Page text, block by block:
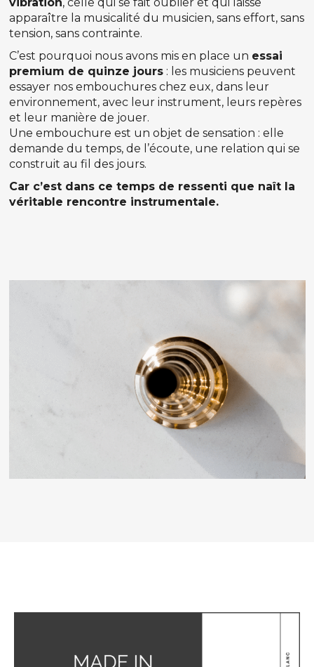
apparaître la musicalité du musicien, sans effort, sans
tension, sans contrainte.
C’est pourquoi nous avons mis en place un essai
premium de quinze jours: les musiciens peuvent
essayer nos embouchures chez eux, dans leur
environnement, avec leur instrument, leurs repères
et leur manière de jouer.
Une embouchure est un objet de sensation : elle
demande du temps, de l’écoute, une relation qui se
construit au fil des jours.
Car c’est dans ce temps de ressenti que naît la
véritable rencontre instrumentale.